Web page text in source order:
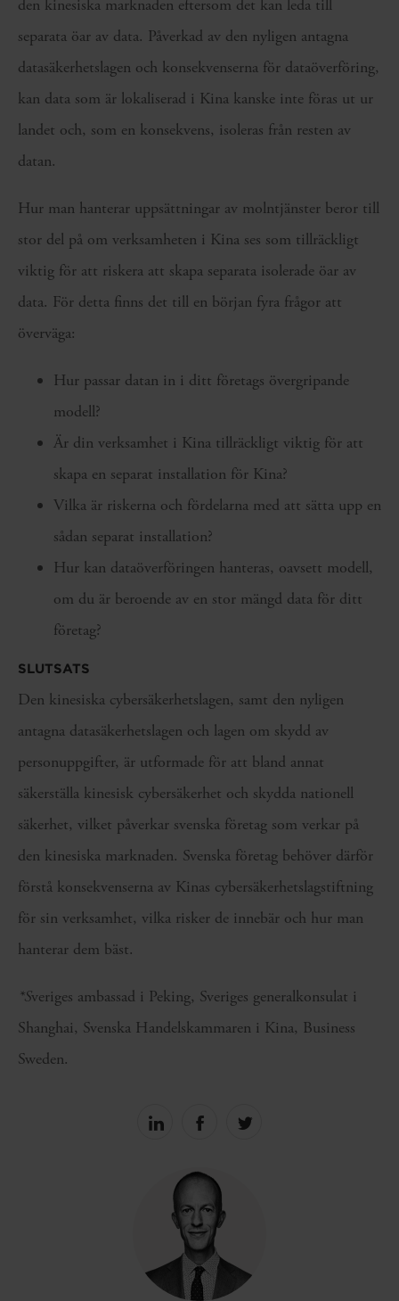
den kinesiska marknaden eftersom det kan leda till
separata öar av data. Påverkad av den nyligen antagna
datasäkerhetslagen och konsekvenserna för dataöverföring,
kan data som är lokaliserad i Kina kanske inte föras ut ur
landet och, som en konsekvens, isoleras från resten av
datan.
Hur man hanterar uppsättningar av molntjänster beror till
stor del på om verksamheten i Kina ses som tillräckligt
viktig för att riskera att skapa separata isolerade öar av
data. För detta finns det till en början fyra frågor att
överväga:
Hur passar datan in i ditt företags övergripande
modell?
Är din verksamhet i Kina tillräckligt viktig för att
skapa en separat installation för Kina?
Vilka är riskerna och fördelarna med att sätta upp en
sådan separat installation?
Hur kan dataöverföringen hanteras, oavsett modell,
om du är beroende av en stor mängd data för ditt
företag?
SLUTSATS
Den kinesiska cybersäkerhetslagen, samt den nyligen
antagna datasäkerhetslagen och lagen om skydd av
personuppgifter, är utformade för att bland annat
säkerställa kinesisk cybersäkerhet och skydda nationell
säkerhet, vilket påverkar svenska företag som verkar på
den kinesiska marknaden. Svenska företag behöver därför
förstå konsekvenserna av Kinas cybersäkerhetslagstiftning
för sin verksamhet, vilka risker de innebär och hur man
hanterar dem bäst.
*Sveriges ambassad i Peking, Sveriges generalkonsulat i
Shanghai, Svenska Handelskammaren i Kina, Business
Sweden.
Share
Share
Share